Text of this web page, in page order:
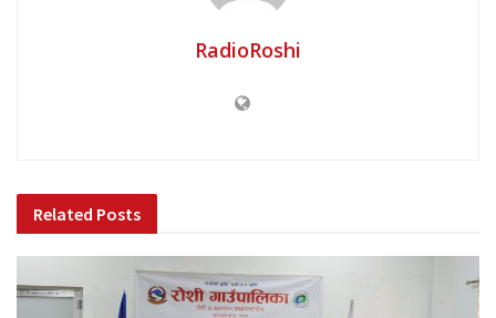
RadioRoshi
Related Posts